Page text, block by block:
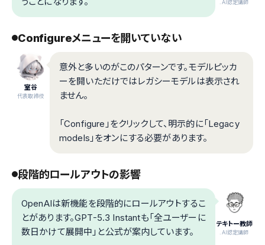
.AI認定講師
Configureメニューを開いていない
室谷
代表取締役
意外と多いのがこのパターンです。モデルピッカ
ーを開いただけではレガシーモデルは表示され
ません。
「Configure」をクリックして、明示的に「Legacy
models」をオンにする必要があります。
段階的ロールアウトの影響
テキトー教師
.AI認定講師
OpenAIは新機能を段階的にロールアウトするこ
とがあります。GPT-5.3 Instantも「全ユーザーに
数日かけて展開中」と公式が案内しています。